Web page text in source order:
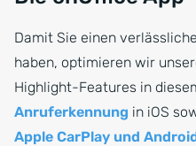
Damit Sie einen
haben, optimieren wir
Highlight-Features in
Anruferkennung in iOS
Apple CarPlay und